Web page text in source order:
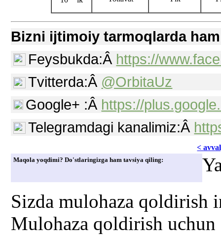
Bizni ijtimoiy tarmoqlarda
Feysbukda:Â https://
Tvitterda:Â @OrbitaUz
Google+ :Â https://
Telegramdagi kanalimiz:Â
<
Maqola yoqdimi? Do'stlaringizga ham tavsiya qiling:
Sizda mulohaza qoldirish
Mulohaza qoldirish